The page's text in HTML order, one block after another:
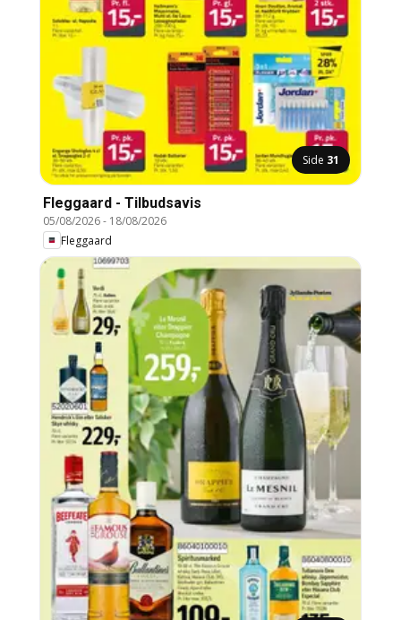
Side 31
Fleggaard - Tilbudsavis
05/08/2026- 18/08/2026
Fleggaard